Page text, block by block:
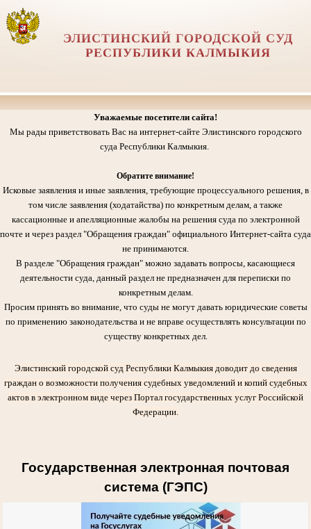
ЭЛИСТИНСКИЙ ГОРОДСКОЙ СУД
РЕСПУБЛИКИ КАЛМЫКИЯ
Уважаемые посетители сайта!
Мы рады приветствовать Вас на интернет-сайте Элистинского городского
суда Республики Калмыкия.
Обратите внимание!
Исковые заявления и иные заявления, требующие процессуального решения, в
том числе заявления (ходатайства) по конкретным делам, а также
кассационные и апелляционные жалобы на решения суда по электронной
почте и через раздел "Обращения граждан" официального Интернет-сайта суда
не принимаются.
В разделе "Обращения граждан" можно задавать вопросы, касающиеся
деятельности суда, данный раздел не предназначен для переписки по
конкретным делам.
Просим принять во внимание, что суды не могут давать юридические советы
по применению законодательства и не вправе осуществлять консультации по
существу конкретных дел.
Элистинский городской суд Республики Калмыкия доводит до сведения
граждан о возможности получения судебных уведомлений и копий судебных
актов в электронном виде через Портал государственных услуг Российской
Федерации.
Государственная электронная почтовая
система (ГЭПС)